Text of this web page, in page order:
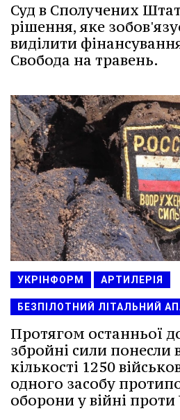
Суд в Сполучених
рішення, яке
виділити
Свобода на травень.
УКРІНФОРМ АРТИЛЕРІЯ
БЕЗПІЛОТНИЙ ЛІТАЛЬНИЙ
Протягом останньої
збройні сили понесли
кількості 1250
одного засобу
оборони у війні проти